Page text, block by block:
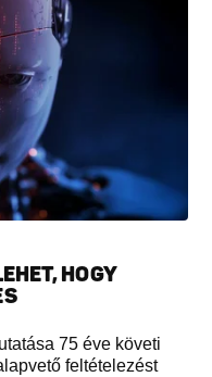
HOGY
75 éve követi
feltételezést